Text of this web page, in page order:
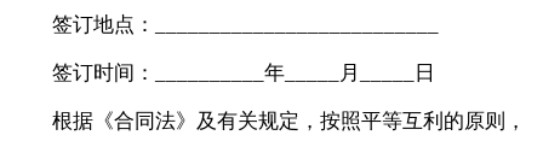
签订地点：__________________________
签订时间：__________年_____月_____日
根据《合同法》及有关规定，按照平等互利的原则，